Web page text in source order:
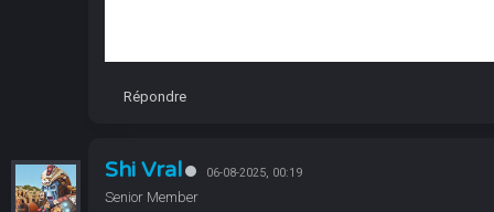
Répondre
Shi Vral 06-08-2025, 00:19
Senior Member